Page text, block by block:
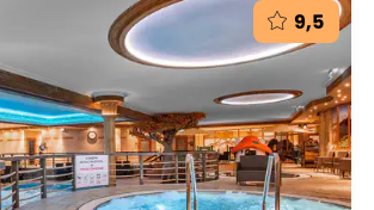
9,5